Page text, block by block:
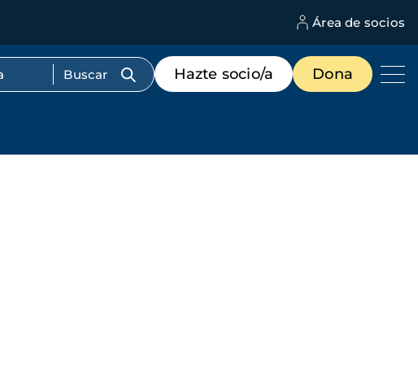
Área de socios
Menú
de
destacados
Hazte socio/a Dona